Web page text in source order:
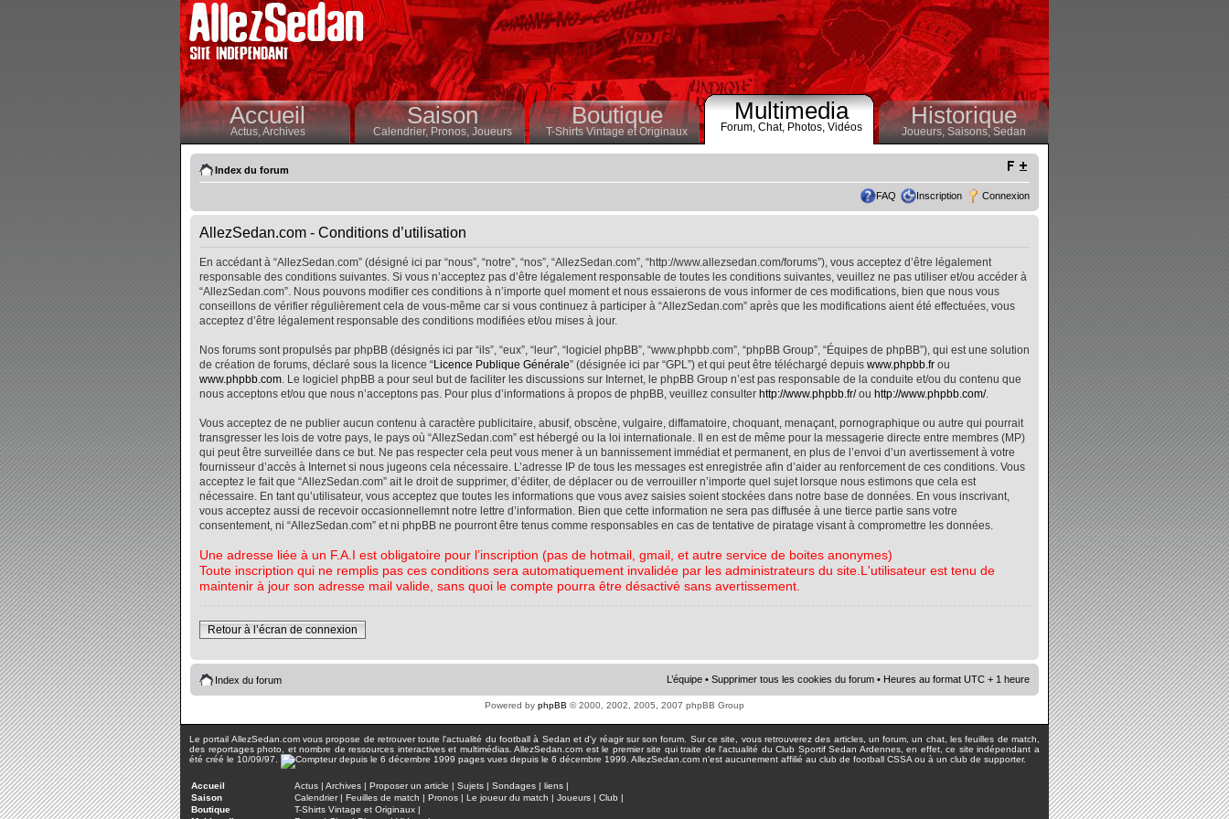
Accueil
Actus,Archives
Saison
Calendrier,Pronos, Joueurs
Boutique
T-Shirts Vintage et Originaux
Multimedia
Forum, Chat, Photos, Vidéos Historique
Joueurs, Saisons,Sedan
Index du forum
FAQ Inscription Connexion
AllezSedan.com - Conditions d’utilisation
En accédant à “AllezSedan.com” (désigné ici par “nous”, “notre”, “nos”, “AllezSedan.com”, “http://www.allezsedan.com/forums”), vous acceptez d’être légalement
responsable des conditions suivantes. Si vous n’acceptez pas d’être légalement responsable de toutes les conditions suivantes, veuillez ne pas utiliser et/ou accéder à
“AllezSedan.com”. Nous pouvons modifier ces conditions à n’importe quel moment et nous essaierons de vous informer de ces modifications, bien que nous vous
conseillons de vérifier régulièrement cela de vous-même car si vous continuez à participer à “AllezSedan.com” après que les modifications aient été effectuées, vous
acceptez d’être légalement responsable des conditions modifiées et/ou mises à jour.
Nos forums sont propulsés par phpBB (désignés ici par “ils”, “eux”, “leur”, “logiciel phpBB”, “www.phpbb.com”, “phpBB Group”, “Équipes de phpBB”), qui est une solution
de création de forums, déclaré sous la licence “Licence Publique Générale” (désignée ici par “GPL”) et qui peut être téléchargé depuis www.phpbb.fr ou
www.phpbb.com. Le logiciel phpBB a pour seul but de faciliter les discussions sur Internet, le phpBB Group n’est pas responsable de la conduite et/ou du contenu que
nous acceptons et/ou que nous n’acceptons pas. Pour plus d’informations à propos de phpBB, veuillez consulter http://www.phpbb.fr/ou http://www.phpbb.com/.
Vous acceptez de ne publier aucun contenu à caractère publicitaire, abusif, obscène, vulgaire, diffamatoire, choquant, menaçant, pornographique ou autre qui pourrait
transgresser les lois de votre pays, le pays où “AllezSedan.com” est hébergé ou la loi internationale. Il en est de même pour la messagerie directe entre membres (MP)
qui peut être surveillée dans ce but. Ne pas respecter cela peut vous mener à un bannissement immédiat et permanent, en plus de l’envoi d’un avertissement à votre
fournisseur d’accès à Internet si nous jugeons cela nécessaire. L’adresse IP de tous les messages est enregistrée afin d’aider au renforcement de ces conditions. Vous
acceptez le fait que “AllezSedan.com” ait le droit de supprimer, d’éditer, de déplacer ou de verrouiller n’importe quel sujet lorsque nous estimons que cela est
nécessaire. En tant qu’utilisateur, vous acceptez que toutes les informations que vous avez saisies soient stockées dans notre base de données. En vous inscrivant,
vous acceptez aussi de recevoir occasionnellemnt notre lettre d’information. Bien que cette information ne sera pas diffusée à une tierce partie sans votre
consentement, ni “AllezSedan.com” et ni phpBB ne pourront être tenus comme responsables en cas de tentative de piratage visant à compromettre les données.
Une adresse liée à un F.A.I est obligatoire pour l’inscription (pas de hotmail, gmail, et autre service de boites anonymes)
Toute inscription qui ne remplis pas ces conditions sera automatiquement invalidée par les administrateurs du site.L'utilisateur est tenu de
maintenir à jour son adresse mail valide, sans quoi le compte pourra être désactivé sans avertissement.
Retour à l’écran de connexion
Index du forum L’équipe • Supprimer tous les cookies du forum • Heures au format UTC + 1 heure
Powered by phpBB © 2000, 2002, 2005, 2007 phpBB Group
Le portail AllezSedan.com vous propose de retrouver toute l'actualité du football à Sedan et d'y réagir sur son forum. Sur ce site, vous retrouverez des articles, un forum, un chat, les feuilles de match,
des reportages photo, et nombre de ressources interactives et multimédias. AllezSedan.com est le premier site qui traite de l'actualité du Club Sportif Sedan Ardennes, en effet, ce site indépendant a
été créé le 10/09/97.
pages vues depuis le 6 décembre 1999. AllezSedan.com n'est aucunement affilié au club de football CSSA ou à un club de supporter.
Accueil Actus | Archives | Proposer un article | Sujets | Sondages | liens |
Saison
Calendrier| Feuilles de match | Pronos | Le joueur du match | Joueurs | Club |
Boutique
T-Shirts Vintage et Originaux |